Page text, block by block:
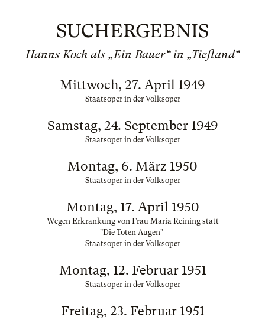
SUCHERGEBNIS
Hanns Koch als „Ein Bauer“ in „Tiefland“
Mittwoch, 27. April 1949
Staatsoper in der Volksoper
Samstag, 24. September 1949
Staatsoper in der Volksoper
Montag, 6. März 1950
Staatsoper in der Volksoper
Montag, 17. April 1950
Wegen Erkrankung von Frau Maria Reining statt
"Die Toten Augen"
Staatsoper in der Volksoper
Montag, 12. Februar 1951
Staatsoper in der Volksoper
Freitag, 23. Februar 1951